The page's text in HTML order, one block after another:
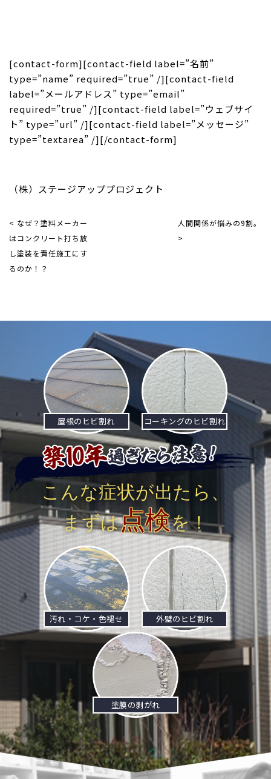
[contact-form][contact-field label=”名前”
type=”name” required=”true” /][contact-field
label=”メールアドレス” type=”email”
required=”true” /][contact-field label=”ウェブサイ
ト” type=”url” /][contact-field label=”メッセージ”
type=”textarea” /][/contact-form]
（株）ステージアッププロジェクト
< なぜ？塗料メーカー
はコンクリート打ち放
し塗装を責任施工にす
るのか！？
人間関係が悩みの9割。
>
屋根のヒビ割れ コーキングのヒビ割れ
こんな症状が出たら、
まずは点検を！
汚れ・コケ・色褪せ 外壁のヒビ割れ
塗膜の剥がれ